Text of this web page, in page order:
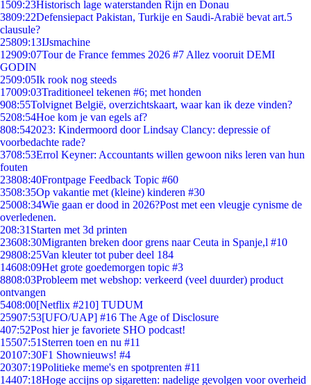
1509:23Historisch lage waterstanden Rijn en Donau
3809:22Defensiepact Pakistan, Turkije en Saudi-Arabië bevat art.5
clausule?
25809:13IJsmachine
12909:07Tour de France femmes 2026 #7 Allez vooruit DEMI
GODIN
2509:05Ik rook nog steeds
17009:03Traditioneel tekenen #6; met honden
908:55Tolvignet België, overzichtskaart, waar kan ik deze vinden?
5208:54Hoe kom je van egels af?
808:542023: Kindermoord door Lindsay Clancy: depressie of
voorbedachte rade?
3708:53Errol Keyner: Accountants willen gewoon niks leren van hun
fouten
23808:40Frontpage Feedback Topic #60
3508:35Op vakantie met (kleine) kinderen #30
25008:34Wie gaan er dood in 2026?Post met een vleugje cynisme de
overledenen.
208:31 Starten met 3d printen
23608:30Migranten breken door grens naar Ceuta in Spanje,l #10
29808:25Van kleuter tot puber deel 184
14608:09Het grote goedemorgen topic #3
8808:03Probleem met webshop: verkeerd (veel duurder) product
ontvangen
5408:00[Netflix #210] TUDUM
25907:53[UFO/UAP] #16 The Age of Disclosure
407:52Post hier je favoriete SHO podcast!
15507:51 Sterren toen en nu #11
20107:30F1 Shownieuws! #4
20307:19Politieke meme's en spotprenten #11
14407:18Hoge accijns op sigaretten: nadelige gevolgen voor overheid